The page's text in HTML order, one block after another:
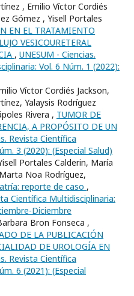
, Emilio Víctor Cordiés
Gómez , Yisell Portales
EN EL TRATAMIENTO
VESICOURETERAL
, UNESUM - Ciencias.
Vol. 6 Núm. 1 (2022):
Víctor Cordiés Jackson,
Yalaysis Rodríguez
Rivera , TUMOR DE
A PROPÓSITO DE UN
Revista Científica
3 (2020): (Especial Salud)
Portales Calderin, María
Noa Rodríguez,
reporte de caso ,
Científica Multidisciplinaria:
Diciembre
Bron Fonseca ,
DE LA PUBLICACIÓN
DE UROLOGÍA EN
Revista Científica
6 (2021): (Especial